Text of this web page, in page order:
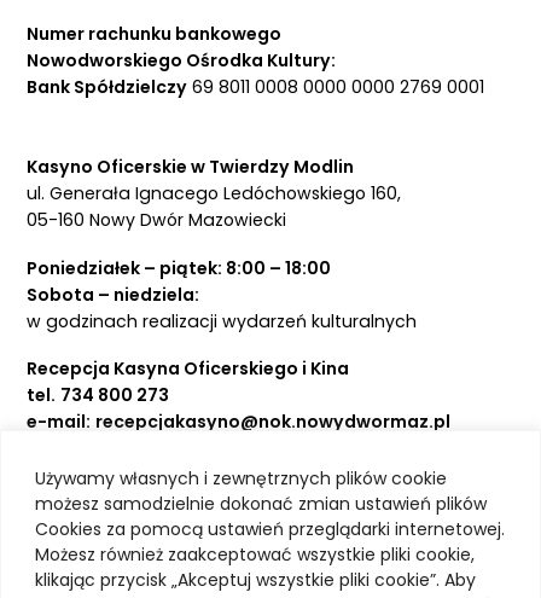
Używamy własnych i zewnętrznych plików cookie
możesz samodzielnie dokonać zmian ustawień plików
Cookies za pomocą ustawień przeglądarki internetowej.
Możesz również zaakceptować wszystkie pliki cookie,
klikając przycisk „Akceptuj wszystkie pliki cookie”. Aby
Numer rachunku bankowego
Nowodworskiego Ośrodka Kultury:
Bank Spółdzielczy69 8011 0008 0000 0000 2769 0001
Kasyno Oficerskie w Twierdzy Modlin
ul. Generała Ignacego Ledóchowskiego 160,
05-160 Nowy Dwór Mazowiecki
Poniedziałek – piątek: 8:00 – 18:00
Sobota – niedziela:
w godzinach realizacji wydarzeń kulturalnych
Recepcja Kasyna Oficerskiego i Kina
tel. 734 800 273
e-mail: recepcjakasyno@nok.nowydwormaz.pl
Aktualności
Kasyno Oficerskie
Kino